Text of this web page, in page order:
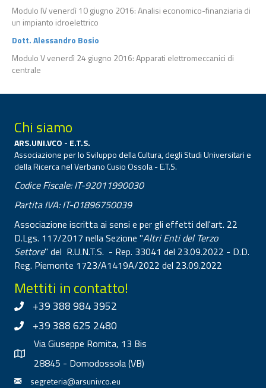
Modulo IV venerdì 10 giugno 2016: Analisi economico-finanziaria di
un impianto idroelettrico
Dott. Alessandro Bosio
Modulo V venerdì 24 giugno 2016: Apparati elettromeccanici di
centrale
Chi siamo
ARS.UNI.VCO - E.T.S.
Associazione per lo Sviluppo della Cultura, degli Studi Universitari e
della Ricerca nel Verbano Cusio Ossola - E.T.S.
Codice Fiscale: IT-92011990030
Partita IVA: IT-01896750039
Associazione iscritta ai sensi e per gli effetti dell'art. 22
D.Lgs. 117/2017 nella Sezione "Altri Enti del Terzo
Settore" del R.U.N.T.S. - Rep. 33041 del 23.09.2022 - D.D.
Reg. Piemonte 1723/A1419A/2022 del 23.09.2022
Mettiti in contatto!
+39 388 984 3952
+39 388 625 2480
Via Giuseppe Romita, 13 Bis
28845 - Domodossola (VB)
segreteria@arsunivco.eu